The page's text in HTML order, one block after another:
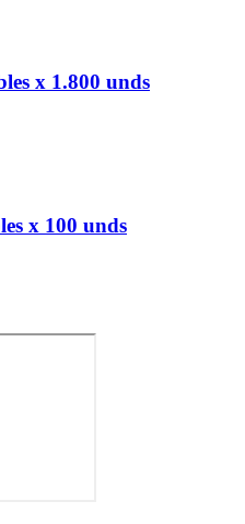
x 1.800 unds
x 100 unds